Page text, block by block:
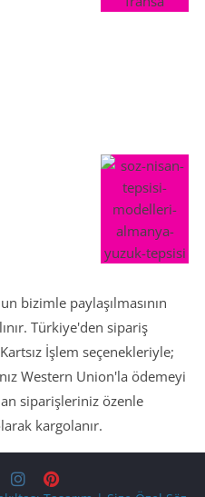
bizimle paylaşılmasının
Türkiye'den sipariş
İşlem seçenekleriyle;
Western Union'la ödemeyi
siparişleriniz özenle
kargolanır.